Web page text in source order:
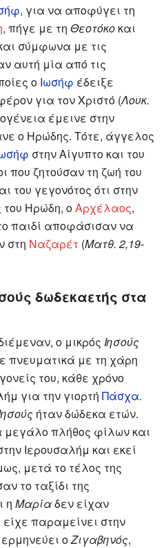
, για να αποφύγει τη
, πήγε με τη Θεοτόκο και
σύμφωνα με τις
αυτή μία από τις
ο Ιωσήφ έδειξε
για τον Χριστό (Λουκ.
έμεινε στην
ο Ηρώδης. Τότε, άγγελος
στην Αίγυπτο και του
που ζητούσαν τη ζωή του
του γεγονότος ότι στην
του Ηρώδη, οΑρχέλαος,
παιδί αποφάσισαν να
στη Ναζαρέτ (Ματθ. 2,19-
δωδεκαετής στα
ο μικρός Ιησούς
πνευματικά με τη χάρη
του, κάθε χρόνο
για την γιορτή Πάσχα.
ήταν δώδεκα ετών.
πλήθος φίλων και
Ιερουσαλήμ και εκεί
μετά το τέλος της
το ταξίδι της
η Μαρίαδεν είχαν
είχε παραμείνει στην
οΖιγαβηνός,